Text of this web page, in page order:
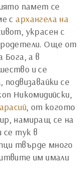
памет се
сархангела на
украсен с
Още от
Бога, а в
и се
се
Никомидийски,
, от когото
намиращ се на
се тук в
твърде много
им имали